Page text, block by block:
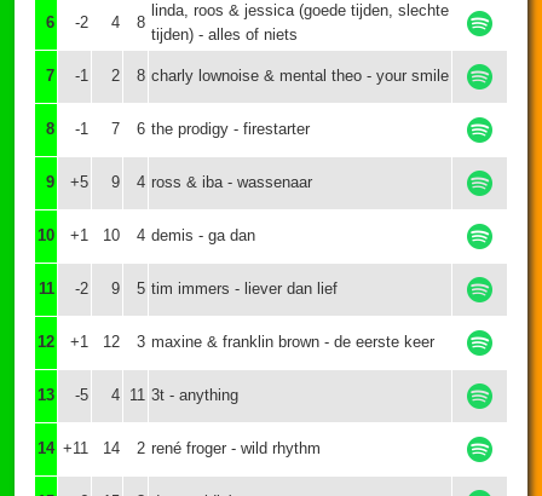
6 -2 4 8
linda, roos & jessica (goede tijden, slechte
tijden) - alles of niets
7 -1 2 8 charly lownoise & mental theo - your smile
8 -1 7 6 the prodigy - firestarter
9 +5 9 4 ross & iba - wassenaar
10 +1 10 4 demis - ga dan
11 -2 9 5 tim immers - liever dan lief
12 +1 12 3 maxine & franklin brown - de eerste keer
13 -5 4 11 3t - anything
14 +11 14 2 rené froger - wild rhythm